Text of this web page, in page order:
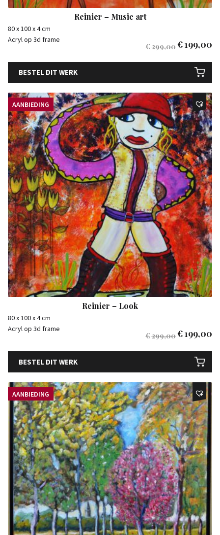
Reinier – Music art
80 x 100 x 4 cm
Acryl op 3d frame
€299,00€199,00
BESTEL DIT WERK
AANBIEDING
Reinier – Look
80 x 100 x 4 cm
Acryl op 3d frame
€299,00€199,00
BESTEL DIT WERK
AANBIEDING